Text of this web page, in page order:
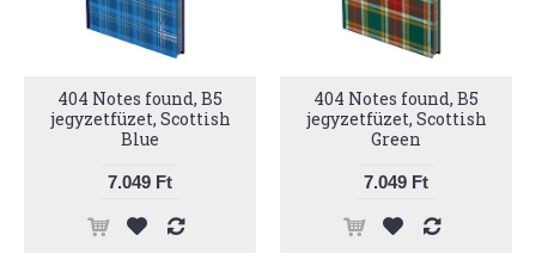
404 Notes found, B5
jegyzetfüzet, Scottish
Blue
7.049 Ft
404 Notes found, B5
jegyzetfüzet, Scottish
Green
7.049 Ft